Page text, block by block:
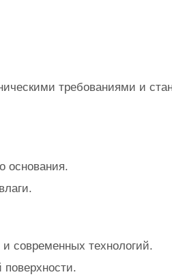
требованиями и
основания.
современных технологий.